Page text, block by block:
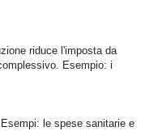
riduce l'imposta da
Esempio: i
le spese sanitarie e